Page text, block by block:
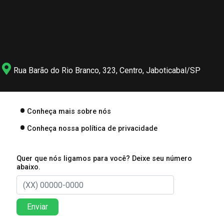
Rua Barão do Rio Branco, 323, Centro, Jaboticabal/SP
Conheça mais sobre nós
Conheça nossa política de privacidade
Quer que nós ligamos para você? Deixe seu número
abaixo.
Enviar